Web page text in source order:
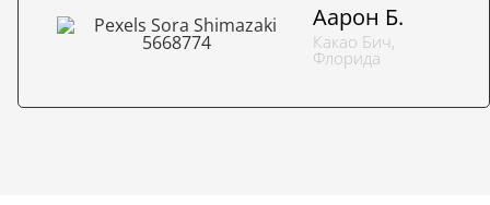
Аарон Б.
Какао Бич,
Флорида